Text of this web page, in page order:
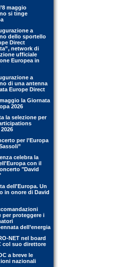
maggio
si tinge
a
dello sportello
Direct
network di
ufficiale
Europea in
a
di una antenna
Europe Direct
la Giornata
2026
la selezione per
per l’Europa
celebra la
con il
"David
dell'Europa. Un
in onore di David
per proteggere i
dell’energia
NET nel board
col suo direttore
a breve le
nazionali